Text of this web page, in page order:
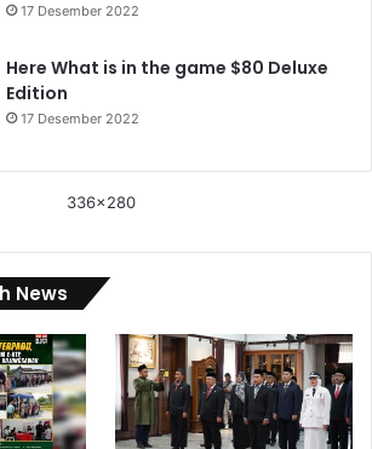
17 Desember 2022
Here What is in the game $80 Deluxe
Edition
17 Desember 2022
336x280
News